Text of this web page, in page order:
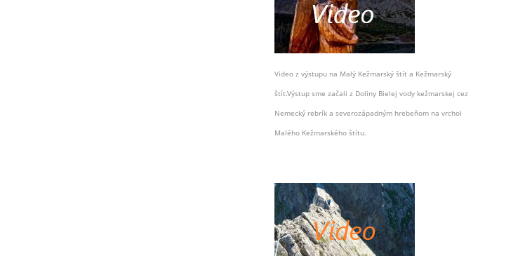
Video z výstupu na Malý Kežmarský štít a Kežmarský
štít.Výstup sme začali z Doliny Bielej vody kežmarskej cez
Nemecký rebrík a severozápadným hrebeňom na vrchol
Malého Kežmarského štítu.